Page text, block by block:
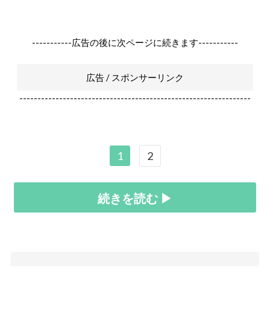
-----------広告の後に次ページに続きます-----------
広告 / スポンサーリンク
----------------------------------------------------------------
1 2
続きを読む ▶